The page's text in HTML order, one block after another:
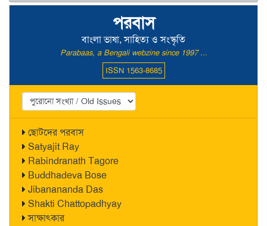
পরবাস
বাংলা ভাষা, সাহিত্য ও সংস্কৃতি
Parabaas, a Bengali webzine since 1997 ...
ISSN 1563-8685
ছোটদের পরবাস
Satyajit Ray
Rabindranath Tagore
Buddhadeva Bose
Jibanananda Das
Shakti Chattopadhyay
সাক্ষাৎকার